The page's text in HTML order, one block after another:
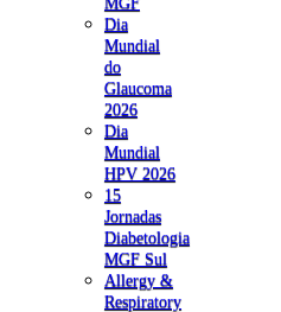
Dia
Mundial
do
Glaucoma
2026
Dia
Mundial
HPV 2026
15
Jornadas
Diabetologia
MGF Sul
Allergy &
Respiratory